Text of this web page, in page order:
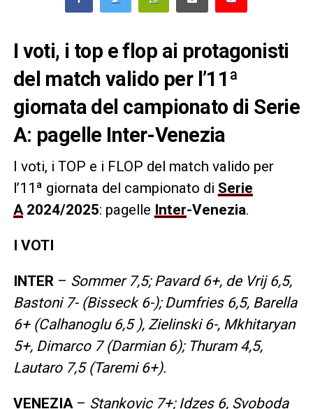
I voti, i top e flop ai protagonisti
del match valido per l’11ª
giornata del campionato di Serie
A: pagelle Inter-Venezia
I voti, i TOP e i FLOP del match valido per
l’11ª giornata del campionato di Serie
A 2024/2025: pagelle Inter-Venezia.
I VOTI
INTER – Sommer 7,5; Pavard 6+, de Vrij 6,5,
Bastoni 7- (Bisseck 6-); Dumfries 6,5, Barella
6+ (Calhanoglu 6,5 ), Zielinski 6-, Mkhitaryan
5+, Dimarco 7 (Darmian 6); Thuram 4,5,
Lautaro 7,5 (Taremi 6+).
VENEZIA – Stankovic 7+; Idzes 6, Svoboda